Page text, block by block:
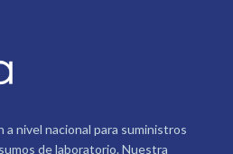
a nivel nacional para suministros
de laboratorio. Nuestra